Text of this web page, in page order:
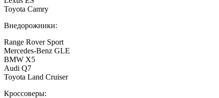
Toyota Camry
Внедорожники:
Range Rover Sport
Mercedes-Benz GLE
BMW X5
Audi Q7
Toyota Land Cruiser
Кроссоверы: